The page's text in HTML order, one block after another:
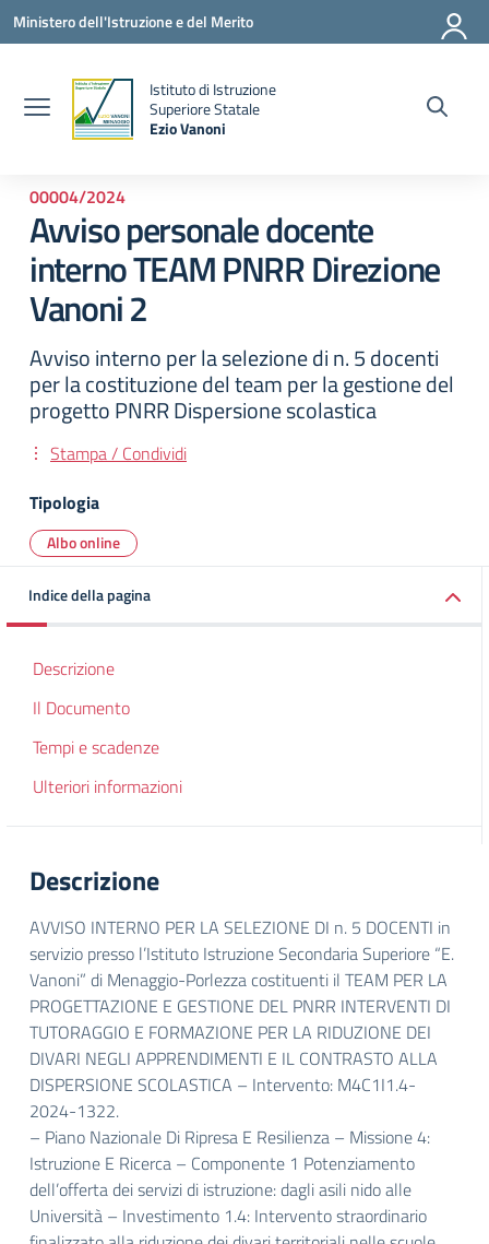
Vai ai contenuti
Vai al menu di navigazione
Vai al footer
Ministero dell'Istruzione e del Merito
Istituto di Istruzione
Superiore Statale
Ezio Vanoni
00004/2024
Avviso personale docente
interno TEAM PNRR Direzione
Vanoni 2
Avviso interno per la selezione di n. 5 docenti
per la costituzione del team per la gestione del
progetto PNRR Dispersione scolastica
Stampa / Condividi
Tipologia
Albo online
Indice della pagina
Descrizione
Il Documento
Tempi e scadenze
Ulteriori informazioni
Descrizione
AVVISO INTERNO PER LA SELEZIONE DI n. 5 DOCENTI in
servizio presso l’Istituto Istruzione Secondaria Superiore “E.
Vanoni” di Menaggio-Porlezza costituenti il TEAM PER LA
PROGETTAZIONE E GESTIONE DEL PNRR INTERVENTI DI
TUTORAGGIO E FORMAZIONE PER LA RIDUZIONE DEI
DIVARI NEGLI APPRENDIMENTI E IL CONTRASTO ALLA
DISPERSIONE SCOLASTICA – Intervento: M4C1I1.4-
2024-1322.
– Piano Nazionale Di Ripresa E Resilienza – Missione 4:
Istruzione E Ricerca – Componente 1 Potenziamento
dell’offerta dei servizi di istruzione: dagli asili nido alle
Università – Investimento 1.4: Intervento straordinario